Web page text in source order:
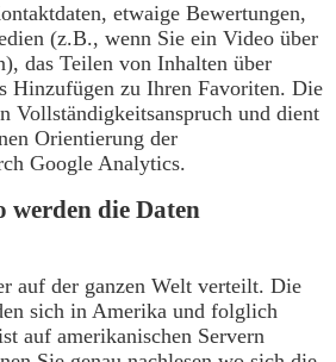
etwaige Bewertungen,
(z.B., wenn Sie ein Video über
das Teilen von Inhalten über
Hinzufügen zu Ihren Favoriten. Die
Vollständigkeitsanspruch und dient
Orientierung der
Google Analytics.
werden die Daten
auf der ganzen Welt verteilt. Die
sich in Amerika und folglich
auf amerikanischen Servern